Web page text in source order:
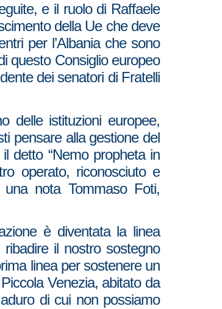
e il ruolo di Raffaele
della Ue che deve
per l’Albania che sono
questo Consiglio europeo
dei senatori di Fratelli
delle istituzioni europee,
pensare alla gestione del
detto “Nemo propheta in
operato, riconosciuto e
nota Tommaso Foti,
è diventata la linea
il nostro sostegno
linea per sostenere un
Venezia, abitato da
di cui non possiamo